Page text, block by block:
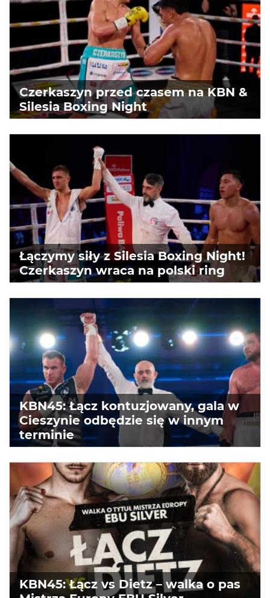
Czerkaszyn przed czasem na KBN &
Silesia Boxing Night
Łączymy siły z Silesia Boxing Night!
Czerkaszyn wraca na polski ring
KBN45: Łącz kontuzjowany, gala w
Cieszynie odbędzie się w innym
terminie
KBN45: Łącz vs Dietz – walka o pas